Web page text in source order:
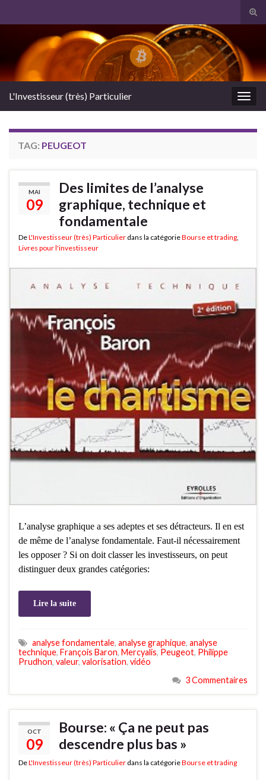
Search for:
L'Investisseur (très) Particulier
TAG: PEUGEOT
MAI
09
Des limites de l’analyse
graphique, technique et
fondamentale
DeL'Investisseur (très) Particulier dans la catégorieBourse et trading
Livres pour l'investisseur
L’analyse graphique a ses adeptes et ses détracteurs. Il en est
de même de l’analyse fondamentale. Faut-il nécessairement
les opposer ? Si on doit classer les investisseurs, on peut
distinguer deux grandes catégories:
Lire la suite
analyse fondamentale, analyse graphique, analyse
technique, François Baron, Mercyalis, Peugeot, Philippe
Prudhon, valeur, valorisation, vidéo
3 Commentaires
OCT
09
Bourse: « Ça ne peut pas
descendre plus bas »
DeL'Investisseur (très) Particulier dans la catégorieBourse et trading